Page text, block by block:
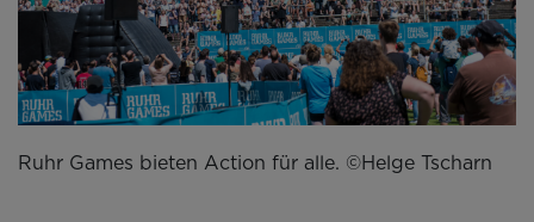
Ruhr Games bieten Action für alle. ©Helge Tscharn